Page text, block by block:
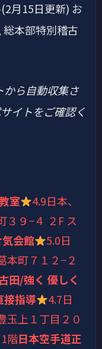
月15日更新) お
総本部特別稽古
ら自動収集さ
イトをご確認く
室 4.9日本、
３９−４ ２F ス
会館 5.0日
本町７１２−２
田/強く 優しく
接指導
4.7日
玉上１丁目２０
階日本空手道正